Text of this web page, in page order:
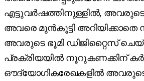
എട്ടുവർഷത്തിനുള്ളിൽ, അവരുടെ
അവരെ മുൻകൂട്ടി അറിയിക്കാതെ
അവരുടെ ഭൂമി ഡിജിറ്റൈസ്
പ്രക്രിയയിൽ നൂറുകണക്കിന്
ഔദ്യോഗികരേഖകളിൽ